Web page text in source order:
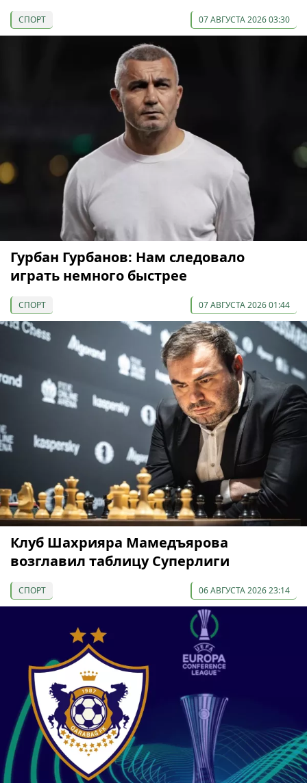
СПОРТ 07 АВГУСТА 2026 03:30
Гурбан Гурбанов: Нам следовало
играть немного быстрее
СПОРТ 07 АВГУСТА 2026 01:44
Клуб Шахрияра Мамедъярова
возглавил таблицу Суперлиги
СПОРТ 06 АВГУСТА 2026 23:14